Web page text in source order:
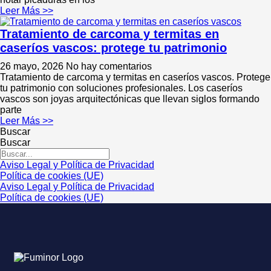
Leer Más >>
Tratamiento de carcoma y termitas en
caseríos vascos: protege tu patrimonio
26 mayo, 2026 No hay comentarios
Tratamiento de carcoma y termitas en caseríos vascos. Protege
tu patrimonio con soluciones profesionales. Los caseríos
vascos son joyas arquitectónicas que llevan siglos formando
parte
Leer Más >>
Buscar
Buscar
Aviso Legal y Política de Privacidad
Política de cookies (UE)
Aviso Legal y Política de Privacidad
Política de cookies (UE)